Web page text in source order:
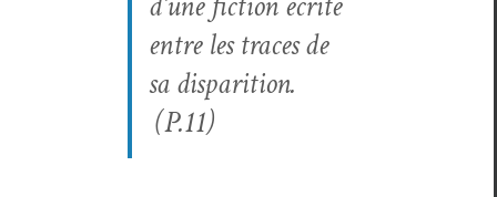
entre les traces de
sa dis­pari­tion.
(P.11)